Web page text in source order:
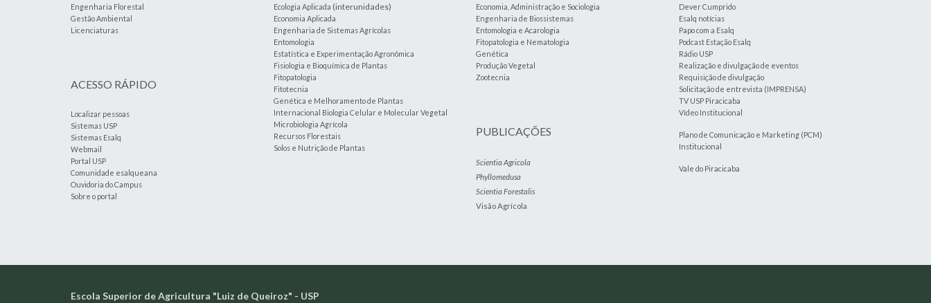
Engenharia Florestal
Gestão Ambiental
Licenciaturas
ACESSO RÁPIDO
Localizar pessoas
Sistemas USP
Sistemas Esalq
Webmail
Portal USP
Comunidade esalqueana
Ouvidoria do Campus
Sobre o portal
Ecologia Aplicada (interunidades)
Economia Aplicada
Engenharia de Sistemas Agrícolas
Entomologia
Estatística e Experimentação Agronômica
Fisiologia e Bioquímica de Plantas
Fitopatologia
Fitotecnia
Genética e Melhoramento de Plantas
Internacional Biologia Celular e Molecular Vegetal
Microbiologia Agrícola
Recursos Florestais
Solos e Nutrição de Plantas
Economia, Administração e Sociologia
Engenharia de Biossistemas
Entomologia e Acarologia
Fitopatologia e Nematologia
Genética
Produção Vegetal
Zootecnia
PUBLICAÇÕES
Scientia Agricola
Phyllomedusa
Scientia Forestalis
Visão Agrícola
Dever Cumprido
Esalq notícias
Papo com a Esalq
Podcast Estação Esalq
Rádio USP
Realização e divulgação de eventos
Requisição de divulgação
Solicitação de entrevista (IMPRENSA)
TV USP Piracicaba
Vídeo Institucional
Plano de Comunicação e Marketing (PCM)
Institucional
Vale do Piracicaba
Escola Superior de Agricultura "Luiz de Queiroz" - USP